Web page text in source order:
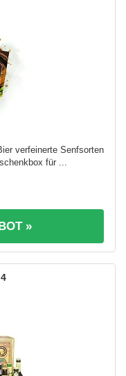
verfeinerte Senfsorten
für ...
»
4